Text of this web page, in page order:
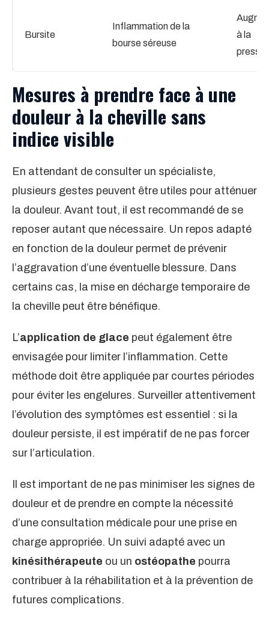
Bursite
Inflammation de la
bourse séreuse
à la
Mesures à prendre face à une
douleur à la cheville sans
indice visible
En attendant de consulter un spécialiste,
plusieurs gestes peuvent être utiles pour atténuer
la douleur. Avant tout, il est recommandé de se
reposer autant que nécessaire. Un repos adapté
en fonction de la douleur permet de prévenir
l’aggravation d’une éventuelle blessure. Dans
certains cas, la mise en décharge temporaire de
la cheville peut être bénéfique.
L’application de glace peut également être
envisagée pour limiter l’inflammation. Cette
méthode doit être appliquée par courtes périodes
pour éviter les engelures. Surveiller attentivement
l’évolution des symptômes est essentiel : si la
douleur persiste, il est impératif de ne pas forcer
sur l’articulation.
Il est important de ne pas minimiser les signes de
douleur et de prendre en compte la nécessité
d’une consultation médicale pour une prise en
charge appropriée. Un suivi adapté avec un
kinésithérapeute ou un ostéopathe pourra
contribuer à la réhabilitation et à la prévention de
futures complications.